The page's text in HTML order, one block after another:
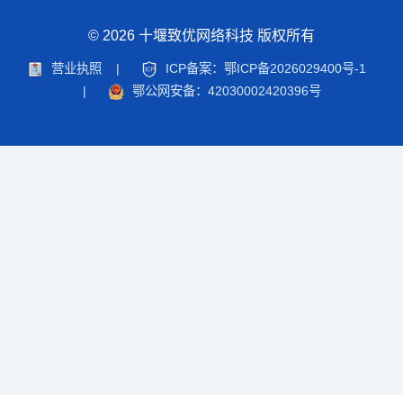
© 2026 十堰致优网络科技 版权所有
营业执照 |
ICP备案：鄂ICP备2026029400号-1
|
鄂公网安备：42030002420396号